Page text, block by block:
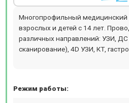
Многопрофильный медицинский
взрослых и детей с 14 лет.
различных направлений: УЗИ, ДС
сканирование), 4D УЗИ, КТ,
спирометрию, гистероскопию,
Режим работы: